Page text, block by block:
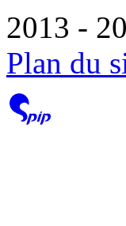
2013 -
Plan du